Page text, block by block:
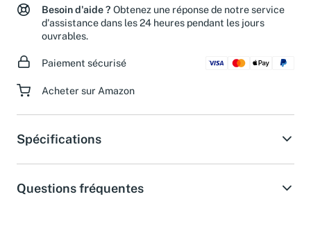
Besoin d'aide ? Obtenez une réponse de notre service
d'assistance dans les 24 heures pendant les jours
ouvrables.
Paiement sécurisé
Acheter sur Amazon
Spécifications
Questions fréquentes